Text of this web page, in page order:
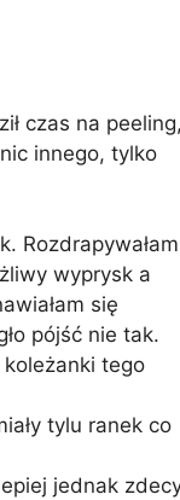
czas na peeling,
innego, tylko
Rozdrapywałam
wyprysk a
się
pójść nie tak.
tego
tylu ranek co
jednak